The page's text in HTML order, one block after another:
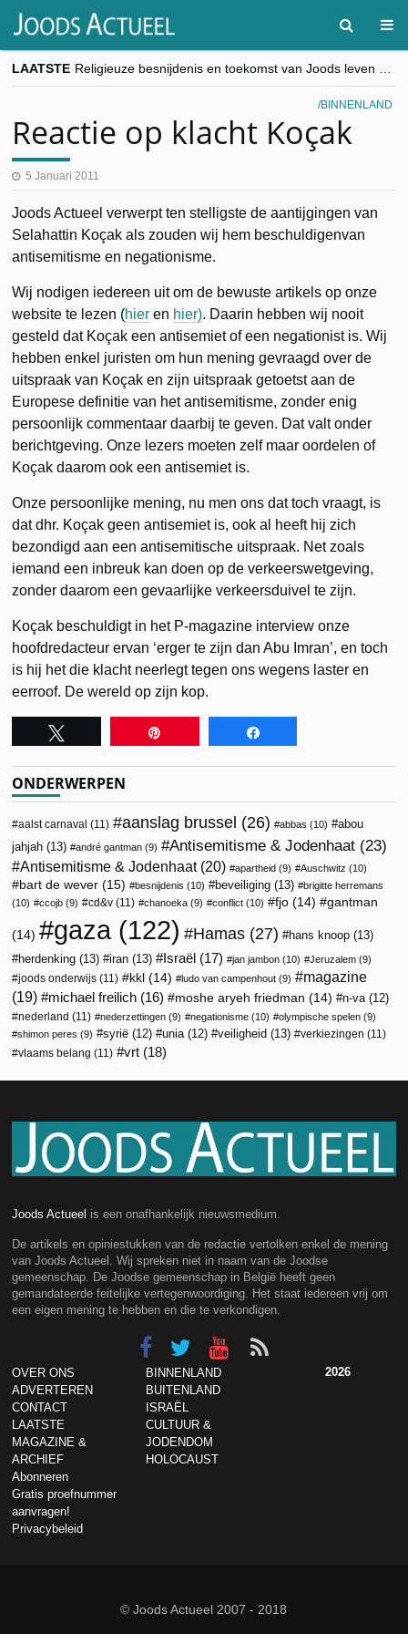
LAATSTE
“Besnijdenisdebat toont hoe moeilijk seculiere Westen minderheden begrijpt”, Jinnih Beels (Vooruit)
CITYTRIP | ROEMENIË – Boekarest: de verrassing van Oost-Europa
BINNENLAND
Reactie op klacht Koçak
5 Januari 2011
Joods Actueel verwerpt ten stelligste de aantijgingen van
Selahattin Koçak als zouden wij hem beschuldigenvan
antisemitisme en negationisme.
Wij nodigen iedereen uit om de bewuste artikels op onze
website te lezen (hier en hier). Daarin hebben wij nooit
gesteld dat Koçak een antisemiet of een negationist is. Wij
hebben enkel juristen om hun mening gevraagd over de
uitspraak van Koçak en zijn uitspraak getoetst aan de
Europese definitie van het antisemitisme, zonder enig
persoonlijk commentaar daarbij te geven. Dat valt onder
berichtgeving. Onze lezers moeten zelf maar oordelen of
Koçak daarom ook een antisemiet is.
Onze persoonlijke mening, nu men ons dat toch vraagt, is
dat dhr. Koçak geen antisemiet is, ook al heeft hij zich
bezondigd aan een antisemitische uitspraak. Net zoals
iemand een inbreuk kan doen op de verkeerswetgeving,
zonder daarom een gevaarlijke verkeersduivel te zijn.
Koçak beschuldigt in het P-magazine interview onze
hoofdredacteur ervan ‘erger te zijn dan Abu Imran’, en toch
is hij het die klacht neerlegt tegen ons wegens laster en
eerroof. De wereld op zijn kop.
ONDERWERPEN
aalst carnaval (11) aanslag brussel (26) abbas (10)
abou
jahjah (13) andré gantman (9) Antisemitisme & Jodenhaat (23)
Antisemitisme & Jodenhaat(20) apartheid (9) Auschwitz (10)
bart de wever (15) besnijdenis (10) beveiliging (13)
brigitte herremans
(10)
ccojb (9) cd&v (11) chanoeka (9) conflict (10) fjo (14) gantman
(14) gaza (122) Hamas (27) hans knoop (13)
herdenking (13) iran (13) Israël (17) jan jambon (10) Jeruzalem (9)
joods onderwijs (11) kkl (14) ludo van campenhout (9)
magazine
(19)
michael freilich (16) moshe aryeh friedman (14) n-va (12)
nederland (11) nederzettingen (9) negationisme (10) olympische spelen (9)
shimon peres (9) syrië (12) unia (12) veiligheid (13) verkiezingen (11)
vlaams belang (11) vrt (18)
Joods Actueel is een onafhankelijk nieuwsmedium.
De artikels en opiniestukken van de redactie vertolken enkel de mening
van Joods Actueel. Wij spreken niet in naam van de Joodse
gemeenschap. De Joodse gemeenschap in België heeft geen
gemandateerde feitelijke vertegenwoordiging. Het staat iedereen vrij om
een eigen mening te hebben en die te verkondigen.
OVER ONS
ADVERTEREN
CONTACT
LAATSTE
MAGAZINE &
ARCHIEF
Abonneren
Gratis proefnummer
aanvragen!
Privacybeleid
BINNENLAND
BUITENLAND
ISRAËL
CULTUUR &
JODENDOM
HOLOCAUST
2026
© Joods Actueel 2007 - 2018